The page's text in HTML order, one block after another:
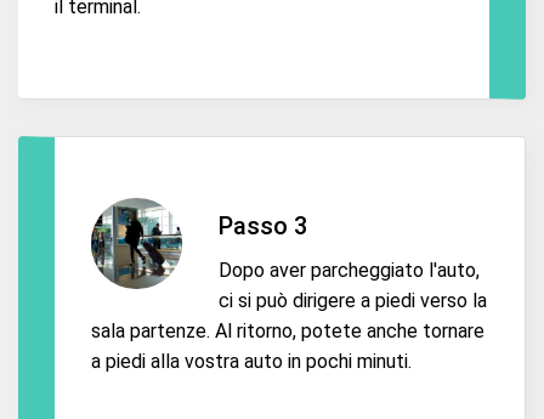
il terminal.
Passo 3
Dopo aver parcheggiato l'auto,
ci si può dirigere a piedi verso la
sala partenze. Al ritorno, potete anche tornare
a piedi alla vostra auto in pochi minuti.